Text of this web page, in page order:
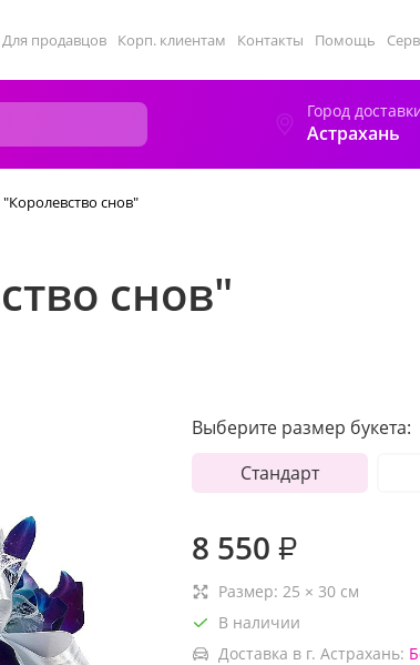
Для продавцов Корп. клиентам Контакты Помощь
Город
Астрахань
снов"
снов"
Выберите размер букета:
Стандарт
8 550 ₽
Размер: 25 × 30 см
В наличии
Доставка в г. Астрахань: